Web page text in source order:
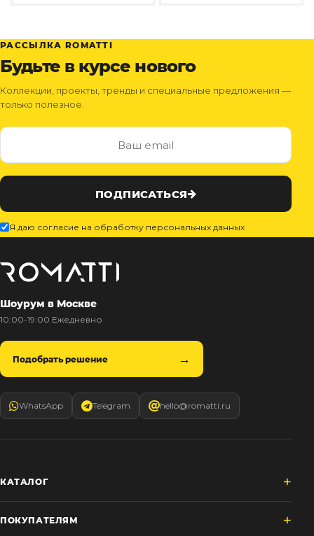
РАССЫЛКА ROMATTI
Будьте в курсе нового
Коллекции, проекты, тренды и специальные предложения —
только полезное.
ПОДПИСАТЬСЯ
Я даю согласие на обработку персональных данных
Шоурум в Москве
10:00-19:00 Ежедневно
Подобрать решение
WhatsApp Telegram hello@romatti.ru
КАТАЛОГ
ПОКУПАТЕЛЯМ